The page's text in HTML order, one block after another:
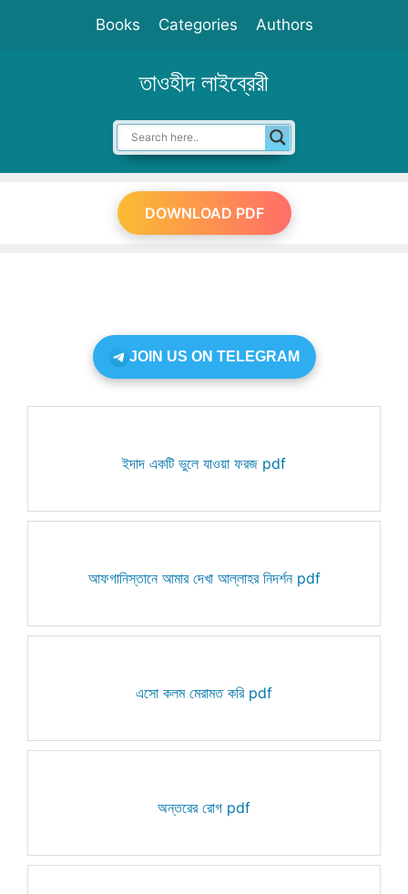
Books Categories Authors
তাওহীদ লাইব্রেরী
DOWNLOAD PDF
JOIN US ON TELEGRAM
ইদাদ একটি ভুলে যাওয়া ফরজ pdf
আফগানিস্তানে আমার দেখা আল্লাহর নিদর্শন pdf
এসো কলম মেরামত করি pdf
অন্তরের রোগ pdf